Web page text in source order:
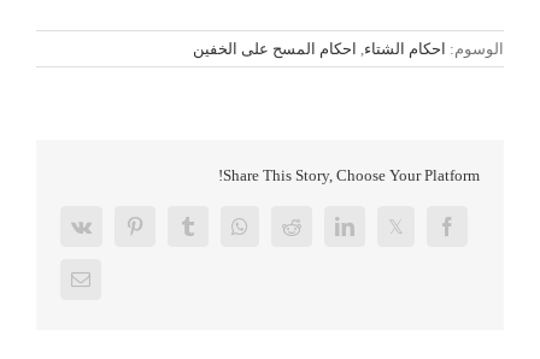
الوسوم: احكام الشتاء احكام المسح على الخفين
Share This Story, Choose Your Platform!